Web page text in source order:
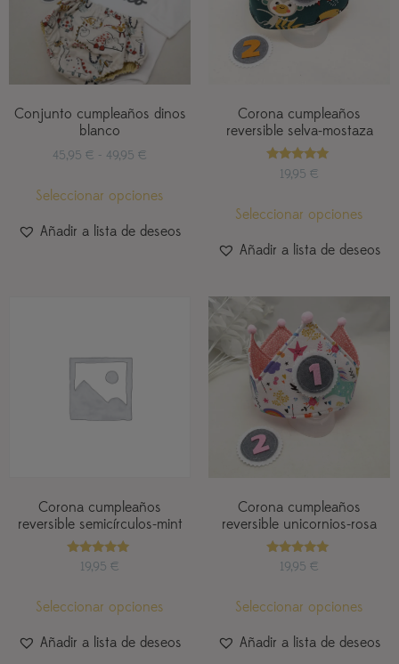
Conjunto cumpleaños dinos
blanco
45,95 € - 49,95 €
Seleccionar opciones
Añadir a lista de deseos
Corona cumpleaños
reversible selva-mostaza
Valorado
con
19,95 €
Seleccionar opciones
Añadir a lista de deseos
Corona cumpleaños
reversible semicírculos-mint
Valorado
con
19,95 €
Seleccionar opciones
Añadir a lista de deseos
Corona cumpleaños
reversible unicornios-rosa
Valorado
con
19,95 €
Seleccionar opciones
Añadir a lista de deseos